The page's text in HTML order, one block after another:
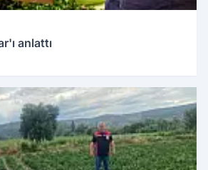
anlattı